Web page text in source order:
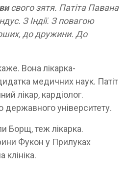
свого зятя. Патіта Павана
З Індії. З повагою
до дружини. До
Вона лікарка-
медичних наук. Патіт
лікар, кардіолог.
державного університету.
Борщ, теж лікарка.
Фукон у Прилуках
клініка.